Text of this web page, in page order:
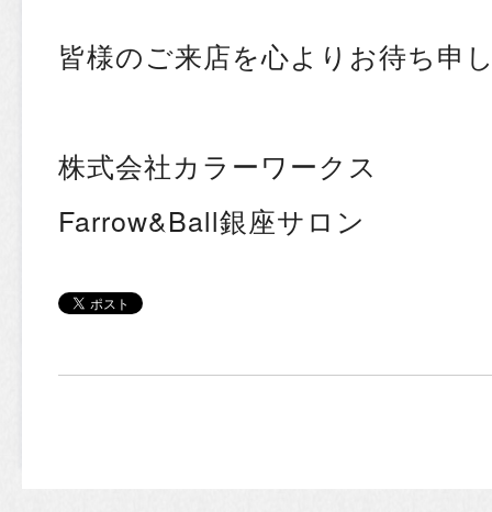
皆様のご来店を心よりお待ち申
株式会社カラーワークス
Farrow&Ball銀座サロン